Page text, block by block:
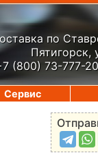
по
Пятигорск,
(800) 73-777-20
Сервис